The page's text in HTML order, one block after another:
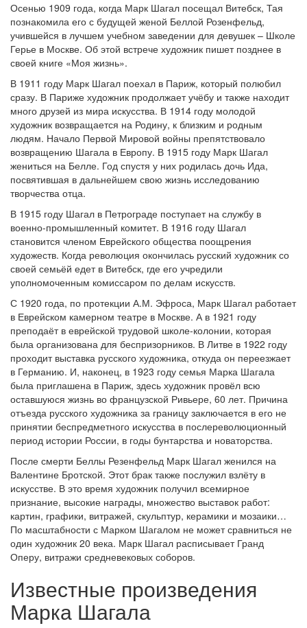
Осенью 1909 года, когда Марк Шагал посещал Витебск, Тая
познакомила его с будущей женой Беллой Розенфельд,
учившейся в лучшем учебном заведении для девушек – Школе
Герье в Москве. Об этой встрече художник пишет позднее в
своей книге «Моя жизнь».
В 1911 году Марк Шагал поехал в Париж, который полюбил
сразу. В Париже художник продолжает учёбу и также находит
много друзей из мира искусства. В 1914 году молодой
художник возвращается на Родину, к близким и родным
людям. Начало Первой Мировой войны препятствовало
возвращению Шагала в Европу. В 1915 году Марк Шагал
жениться на Белле. Год спустя у них родилась дочь Ида,
посвятившая в дальнейшем свою жизнь исследованию
творчества отца.
В 1915 году Шагал в Петрограде поступает на службу в
военно-промышленный комитет. В 1916 году Шагал
становится членом Еврейского общества поощрения
художеств. Когда революция окончилась русский художник со
своей семьёй едет в Витебск, где его учредили
уполномоченным комиссаром по делам искусств.
С 1920 года, по протекции А.М. Эфроса, Марк Шагал работает
в Еврейском камерном театре в Москве. А в 1921 году
преподаёт в еврейской трудовой школе-колонии, которая
была организована для беспризорников. В Литве в 1922 году
проходит выставка русского художника, откуда он переезжает
в Германию. И, наконец, в 1923 году семья Марка Шагала
была приглашена в Париж, здесь художник провёл всю
оставшуюся жизнь во французской Ривьере, 60 лет. Причина
отъезда русского художника за границу заключается в его не
принятии беспредметного искусства в послереволюционный
период истории России, в годы бунтарства и новаторства.
После смерти Беллы Резенфельд Марк Шагал женился на
Валентине Бротской. Этот брак также послужил взлёту в
искусстве. В это время художник получил всемирное
признание, высокие награды, множество выставок работ:
картин, графики, витражей, скульптур, керамики и мозаики…
По масштабности с Марком Шагалом не может сравниться не
один художник 20 века. Марк Шагал расписывает Гранд
Оперу, витражи средневековых соборов.
Известные произведения
Марка Шагала